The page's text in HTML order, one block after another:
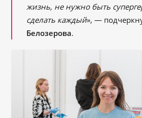
жизнь, не нужно быть
сделать каждый», —
Белозерова.